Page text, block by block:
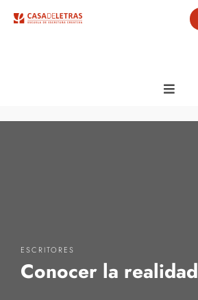
ESCRITORES
Conocer la realidad